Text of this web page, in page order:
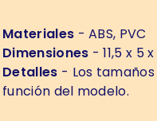
Materiales - ABS, PVC
Dimensiones - 11,5 x 5
Detalles - Los
función del modelo.